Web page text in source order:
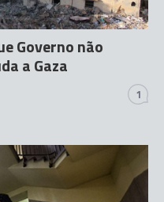
Governo não
a Gaza
1